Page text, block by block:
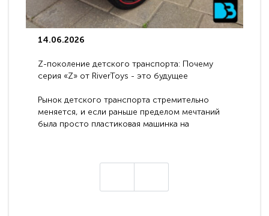
14.06.2026
Z-поколение детского транспорта: Почему
серия «Z» от RiverToys - это будущее
Рынок детского транспорта стремительно
меняется, и если раньше пределом мечтаний
была просто пластиковая машинка на